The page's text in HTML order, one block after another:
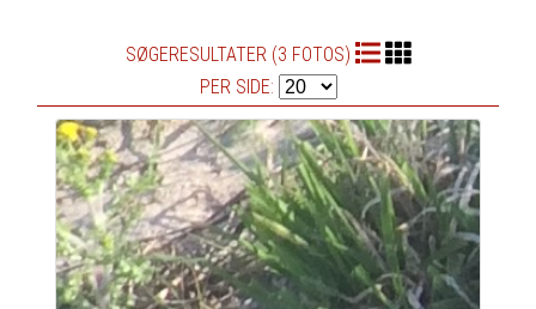
SØGERESULTATER (3 FOTOS)
PER SIDE: